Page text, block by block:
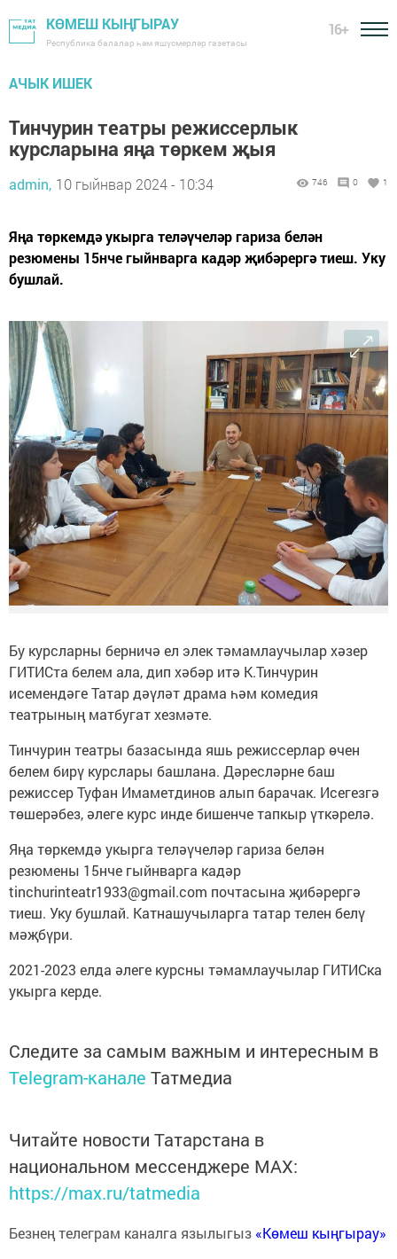
КӨМЕШ КЫҢГЫРАУ
Республика балалар һәм яшүсмерләр газетасы
16+
АЧЫК ИШЕК
Тинчурин театры режиссерлык
курсларына яңа төркем җыя
admin, 10 гыйнвар 2024 - 10:34 746 0 1
Яңа төркемдә укырга теләүчеләр гариза белән
резюмены 15нче гыйнварга кадәр җибәрергә тиеш. Уку
бушлай.
Бу курсларны берничә ел элек тәмамлаучылар хәзер
ГИТИСта белем ала, дип хәбәр итә К.Тинчурин
исемендәге Татар дәүләт драма һәм комедия
театрының матбугат хезмәте.
Тинчурин театры базасында яшь режиссерлар өчен
белем бирү курслары башлана. Дәресләрне баш
режиссер Туфан Имаметдинов алып барачак. Исегезгә
төшерәбез, әлеге курс инде бишенче тапкыр үткәрелә.
Яңа төркемдә укырга теләүчеләр гариза белән
резюмены 15нче гыйнварга кадәр
tinchurinteatr1933@gmail.com почтасына җибәрергә
тиеш. Уку бушлай. Катнашучыларга татар телен белү
мәҗбүри.
2021-2023 елда әлеге курсны тәмамлаучылар ГИТИСка
укырга керде.
Следите за самым важным и интересным в
Telegram-канале Татмедиа
Читайте новости Татарстана в
национальном мессенджере MАХ:
https://max.ru/tatmedia
Безнең телеграм каналга язылыгыз «Көмеш кыңгырау»